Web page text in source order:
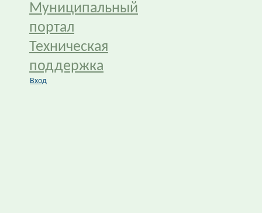
Муниципальный
портал
Техническая
поддержка
Вход